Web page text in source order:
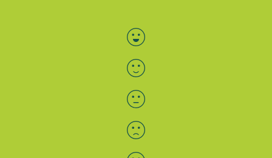
Bewertung auswählen